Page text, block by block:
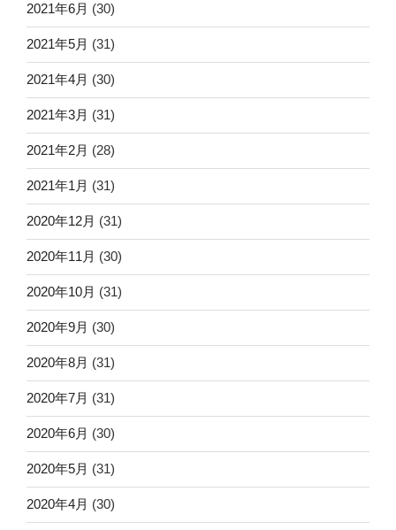
2021年6月 (30)
2021年5月 (31)
2021年4月 (30)
2021年3月 (31)
2021年2月 (28)
2021年1月 (31)
2020年12月 (31)
2020年11月 (30)
2020年10月 (31)
2020年9月 (30)
2020年8月 (31)
2020年7月 (31)
2020年6月 (30)
2020年5月 (31)
2020年4月 (30)